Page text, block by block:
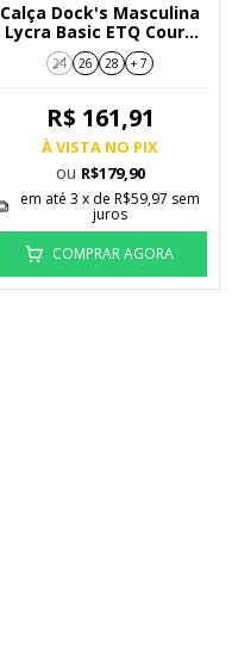
Calça Dock's Masculina
Lycra Basic ETQ Couro
025 - 01407
24 26 28 + 7
R$ 161,91
À VISTA NO PIX
ou R$179,90
em até 3 x de R$59,97 sem
juros
COMPRAR AGORA